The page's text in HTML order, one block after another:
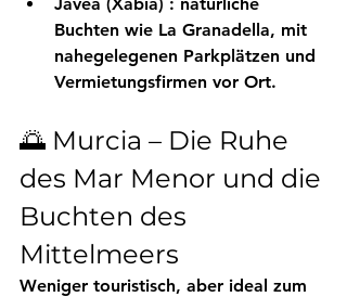
Buchten wie La Granadella, mit
nahegelegenen Parkplätzen und
Vermietungsfirmen vor Ort.
🌅 Murcia – Die Ruhe
des Mar Menor und die
Buchten des
Mittelmeers
Weniger touristisch, aber ideal zum